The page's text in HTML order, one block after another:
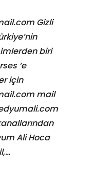
Gizli
biri
‘e
için
mail
Ali Hoca